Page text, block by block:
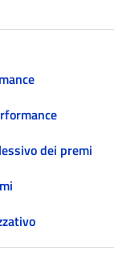
dei premi